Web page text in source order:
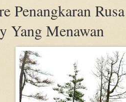
Penangkaran
Yang Menawan